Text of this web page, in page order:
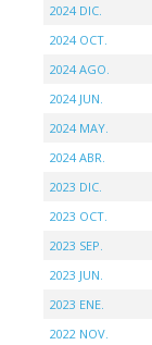
2024 DIC.
2024 OCT.
2024 AGO.
2024 JUN.
2024 MAY.
2024 ABR.
2023 DIC.
2023 OCT.
2023 SEP.
2023 JUN.
2023 ENE.
2022 NOV.